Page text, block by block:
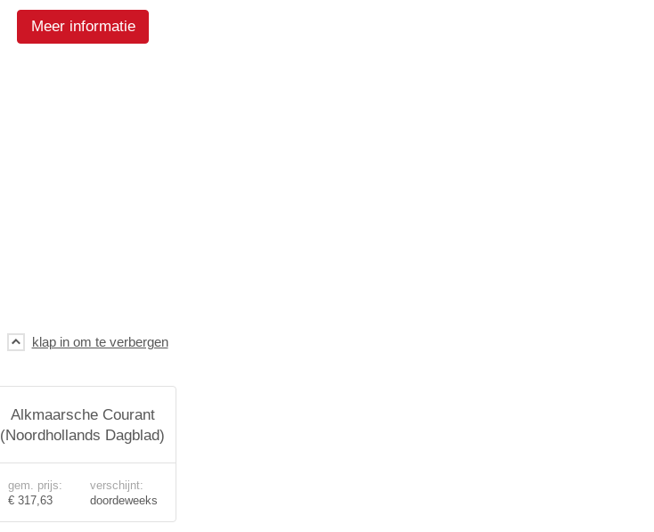
Meer informatie
Alkmaarsche Courant
(Noordhollands Dagblad)
gem. prijs:
€ 317,63
verschijnt:
doordeweeks